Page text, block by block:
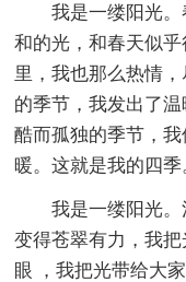
我是一缕阳光
和的光，和春天似
里，我也那么热情
的季节，我发出了
酷而孤独的季节，
暖。这就是我的四季
我是一缕阳光
变得苍翠有力，我
眼 ，我把光带给大